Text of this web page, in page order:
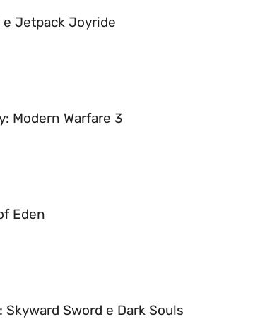
e Jetpack Joyride
Modern Warfare 3
Eden
Sword e Dark Souls